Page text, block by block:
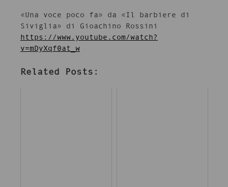
«Una voce poco fa» da «Il barbiere di
Siviglia» di Gioachino Rossini
https://www.youtube.com/watch?
v=mDyXqf0at_w
Related Posts: